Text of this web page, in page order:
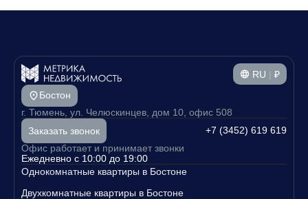
RU | ₽
Бостон
г. Тюмень, ул. Челюскинцев, дом 10, офис 508
Заказать звонок
+7 (3452) 619 619
Офис работает и принимает звонки
Ежедневно с 10:00 до 19:00
Однокомнатные квартиры в Бостоне
Двухкомнатные квартиры в Бостоне